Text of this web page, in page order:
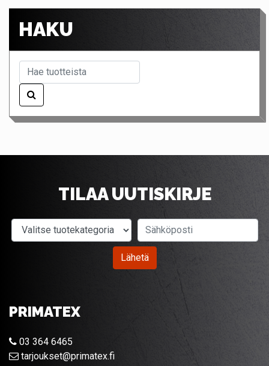
HAKU
TILAA UUTISKIRJE
Valitse tuotekategoria
Lähetä
PRIMATEX
03 364 6465
tarjoukset@primatex.fi